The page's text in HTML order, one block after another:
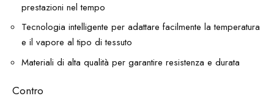
prestazioni nel tempo
Tecnologia intelligente per adattare facilmente la temperatura
e il vapore al tipo di tessuto
Materiali di alta qualità per garantire resistenza e durata
Contro